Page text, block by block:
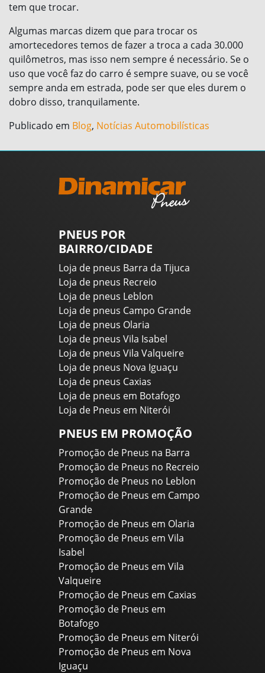
tem que trocar.
Algumas marcas dizem que para trocar os
amortecedores temos de fazer a troca a cada 30.000
quilômetros, mas isso nem sempre é necessário. Se o
uso que você faz do carro é sempre suave, ou se você
sempre anda em estrada, pode ser que eles durem o
dobro disso, tranquilamente.
Publicado em Blog, Notícias Automobilísticas
PNEUS POR
BAIRRO/CIDADE
Loja de pneus Barra da Tijuca
Loja de pneus Recreio
Loja de pneus Leblon
Loja de pneus Campo Grande
Loja de pneus Olaria
Loja de pneus Vila Isabel
Loja de pneus Vila Valqueire
Loja de pneus Nova Iguaçu
Loja de pneus Caxias
Loja de pneus em Botafogo
Loja de Pneus em Niterói
PNEUS EM PROMOÇÃO
Promoção de Pneus na Barra
Promoção de Pneus no Recreio
Promoção de Pneus no Leblon
Promoção de Pneus em Campo
Grande
Promoção de Pneus em Olaria
Promoção de Pneus em Vila
Isabel
Promoção de Pneus em Vila
Valqueire
Promoção de Pneus em Caxias
Promoção de Pneus em
Botafogo
Promoção de Pneus em Niterói
Promoção de Pneus em Nova
Iguaçu